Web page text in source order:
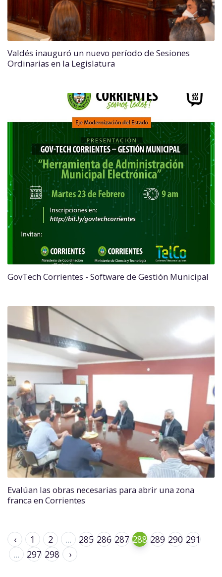
Valdés inauguró un nuevo período de Sesiones
Ordinarias en la Legislatura
GovTech Corrientes - Software de Gestión Municipal
Evalúan las obras necesarias para abrir una zona
franca en Corrientes
‹ 1 2 ... 285 286 287 288 289 290 291
...
297 298 ›